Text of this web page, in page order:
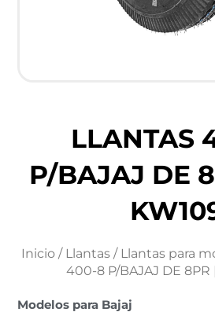
LLANTAS
P/BAJAJ DE
Inicio / Llantas / Llantas para
400-8 P/BAJAJ DE 8PR
Modelos para Bajaj